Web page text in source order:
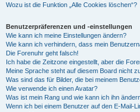
Wozu ist die Funktion „Alle Cookies löschen“?
Benutzerpräferenzen und -einstellungen
Wie kann ich meine Einstellungen ändern?
Wie kann ich verhindern, dass mein
Die Forenuhr geht falsch!
Ich habe die Zeitzone eingestellt, aber die
Meine Sprache steht auf diesem Board nicht
Was sind das für Bilder, die bei meinem
Wie verwende ich einen Avatar?
Was ist mein Rang und wie kann ich ihn
Wenn ich bei einem Benutzer auf den E-Mail-